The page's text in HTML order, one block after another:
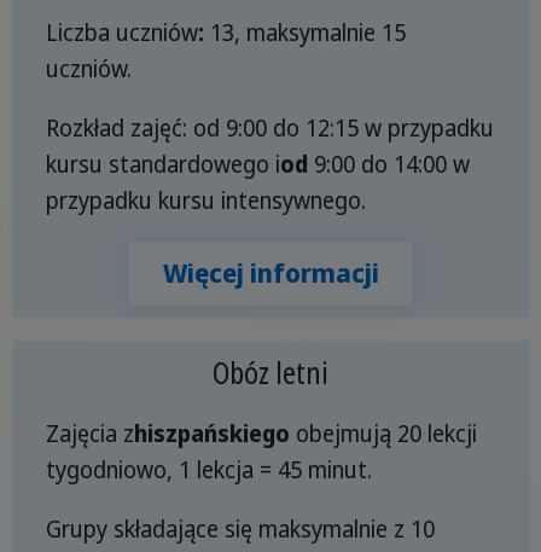
Liczba uczniów: 13, maksymalnie 15
uczniów.
Rozkład zajęć: od 9:00 do 12:15 w przypadku
kursu standardowego iod 9:00 do 14:00 w
przypadku kursu intensywnego.
Więcej informacji
Obóz letni
Zajęcia zhiszpańskiego obejmują 20 lekcji
tygodniowo, 1 lekcja = 45 minut.
Grupy składające się maksymalnie z 10